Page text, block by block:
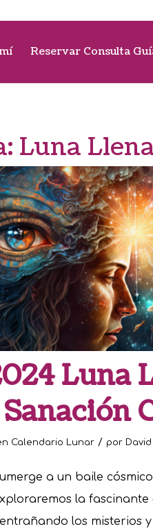
Reservar Consulta
Luna
Luna
Calendario Lunar / por David
a un baile
la
los misterios